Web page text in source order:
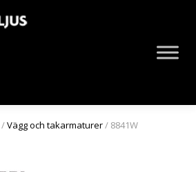
/Vägg och takarmaturer/ 8841W